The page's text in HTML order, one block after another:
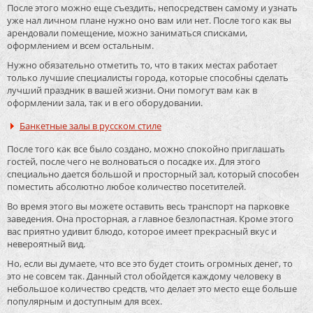
После этого можно еще съездить, непосредствен самому и узнать
уже нал личном плане нужно оно вам или нет. После того как вы
арендовали помещение, можно заниматься списками,
оформлением и всем остальным.
Нужно обязательно отметить то, что в таких местах работает
только лучшие специалисты города, которые способны сделать
лучший праздник в вашей жизни. Они помогут вам как в
оформлении зала, так и в его оборудовании.
Банкетные залы в русском стиле
После того как все было создано, можно спокойно приглашать
гостей, после чего не волноваться о посадке их. Для этого
специально дается большой и просторный зал, который способен
поместить абсолютно любое количество посетителей.
Во время этого вы можете оставить весь транспорт на парковке
заведения. Она просторная, а главное безлопастная. Кроме этого
вас приятно удивит блюдо, которое имеет прекрасный вкус и
невероятный вид.
Но, если вы думаете, что все это будет стоить огромных денег, то
это не совсем так. Данный стол обойдется каждому человеку в
небольшое количество средств, что делает это место еще больше
популярным и доступным для всех.